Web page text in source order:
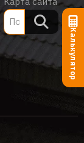
Калькулятор